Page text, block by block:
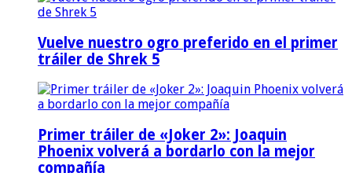
Vuelve nuestro ogro preferido en el primer
tráiler de Shrek 5
Primer tráiler de «Joker 2»: Joaquin
Phoenix volverá a bordarlo con la mejor
compañía